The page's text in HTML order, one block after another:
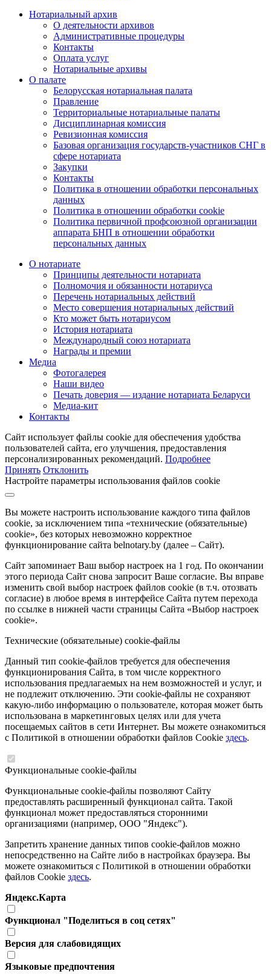
Нотариальный архив
О деятельности архивов
Административные процедуры
Контакты
Оплата услуг
Нотариальные архивы
О палате
Белорусская нотариальная палата
Правление
Территориальные нотариальные палаты
Дисциплинарная комиссия
Ревизионная комиссия
Базовая организация государств-участников СНГ в
сфере нотариата
Закупки
Контакты
Политика в отношении обработки персональных
данных
Политика в отношении обработки cookie
Политика первичной профсоюзной организации
аппарата БНП в отношении обработки
персональных данных
О нотариате
Принципы деятельности нотариата
Полномочия и обязанности нотариуса
Перечень нотариальных действий
Место совершения нотариальных действий
Кто может быть нотариусом
История нотариата
Международный союз нотариата
Награды и премии
Медиа
Фотогалерея
Наши видео
Печать доверия — издание нотариата Беларуси
Медиа-кит
Контакты
Сайт использует файлы cookie для обеспечения удобства
пользователей сайта, его улучшения, предоставления
персонализированных рекомендаций. Подробнее
Принять Отклонить
Настройте параметры использования файлов cookie
Вы можете настроить использование каждого типа файлов
cookie, за исключением типа «технические (обязательные)
cookie», без которых невозможно корректное
функционирование сайта belnotary.by (далее – Сайт).
Сайт запоминает Ваш выбор настроек на 1 год. По окончании
этого периода Сайт снова запросит Ваше согласие. Вы вправе
изменить свой выбор настроек файлов cookie (в т.ч. отозвать
согласие) в любое время в интерфейсе Сайта путем перехода
по ссылке в нижней части страницы Сайта «Выбор настроек
cookie».
Технические (обязательные) cookie-файлы
Данный тип cookie-файлов требуется для обеспечения
функционирования Сайта, в том числе корректного
использования предлагаемых на нем возможностей и услуг, и
не подлежит отключению. Эти cookie-файлы не сохраняют
какую-либо информацию о пользователе, которая может быть
использована в маркетинговых целях или для учета
посещаемых сайтов в сети Интернет. Вы можете ознакомиться
с Политикой в отношении обработки файлов Cookie здесь.
Функциональные cookie-файлы
Функциональные cookie-файлы позволяют Сайту
предоставлять расширенный функционал сайта. Такой
функционал может предоставляться сторонними
организациями (например, ООО "Яндекс").
Запретить хранение данных типов cookie-файлов можно
непосредственно на Сайте либо в настройках браузера. Вы
можете ознакомиться с Политикой в отношении обработки
файлов Cookie здесь.
Яндекс.Карта
Функционал "Поделиться в соц сетях"
Версия для слабовидящих
Языковые предпочтения